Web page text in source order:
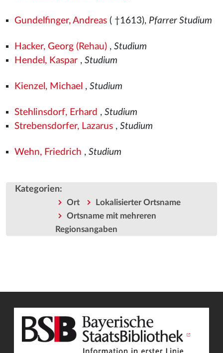
Gundelfinger, Andreas( †1613), Pfarrer Studium
Hacker, Georg (Rehau), Studium
Hendel, Kaspar, Studium
Kienzel, Michael , Studium
Stehlinsdorf, Erhard , Studium
Strebensdorfer, Lazarus, Studium
Wehn, Friedrich , Studium
Kategorien:
Ort
Lokalisierter Ortsname
Ortsname mit mehreren
Regionsangaben